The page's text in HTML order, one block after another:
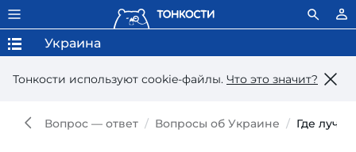
Тонкости используют сookie-файлы. Что это значит?
Украина
Вопрос — ответ Вопросы об Украине Где